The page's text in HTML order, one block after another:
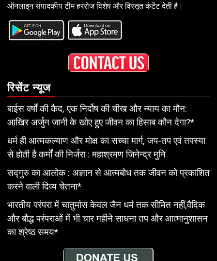
ऑनलाइन संपादकीय टीम हररोज विशेष और विस्तृत कंटेंट देती है।
रिसेंट न्यूज
बाईस वर्षों की कैद, एक निर्दोष की चीख और न्याय का मौन:
आखिर अर्जुन जानी के खोए हुए जीवन का हिसाब कौन देगा?*
धर्म ही आत्मकल्याण और मोक्ष का सच्चा मार्ग, जप-तप एवं तपस्या
से होती है कर्मों की निर्जरा : महाश्रमण जिनेन्द्र मुनि
सद्गुरु का आलोक : अज्ञान से आत्मबोध तक जीवन को प्रकाशित
करने वाली दिव्य चेतना*
भारतीय परंपरा में चातुर्मास केवल जैन धर्म तक सीमित नहीं,वैदिक
और बौद्ध परंपराओं में भी चार महीने साधना तप और आत्मानुशासन
का श्रेष्ठ समय*